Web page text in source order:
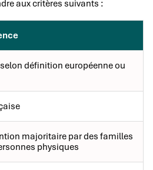
aux critères suivants :
selon définition européenne ou
majoritaire par des familles
physiques